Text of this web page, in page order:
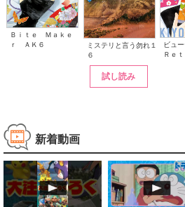
Ｂｉｔｅ Ｍａｋｅ
ｒ ＡＫ６
ミステリと言う勿れ１
６
試し読み
ビュ
Ｒｅ
新着動画